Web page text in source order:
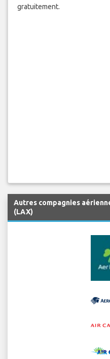
gratuitement.
Autres compagnies
(LAX)